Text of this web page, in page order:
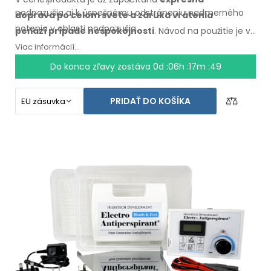
podpazušia aj k úspešnémuodstráneniu nadmerného
poteniav oblasti podpazušia.
dopravapo celomsvetea zárukavrátenia
peňazíprípade nespokojnosti. Návod na použitie je vo
Vašomjazyku.
Viac informácií...
Do konca zľavy zostáva 0d :06h :17m :48
PRIDAŤ DO KOŠÍKA